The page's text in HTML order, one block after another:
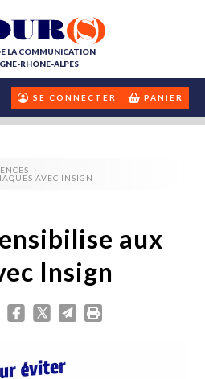
LA COMMUNICATION
RHÔNE-ALPES
SE CONNECTER PANIER
AVEC INSIGN
aux
Insign